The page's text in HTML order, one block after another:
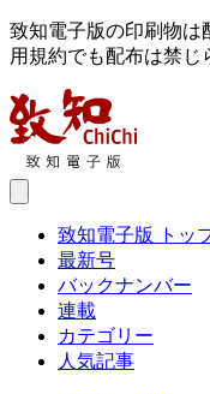
致知電子版の印刷物は
用規約でも配布は禁じ
致知電子版 トッ
最新号
バックナンバー
連載
カテゴリー
人気記事